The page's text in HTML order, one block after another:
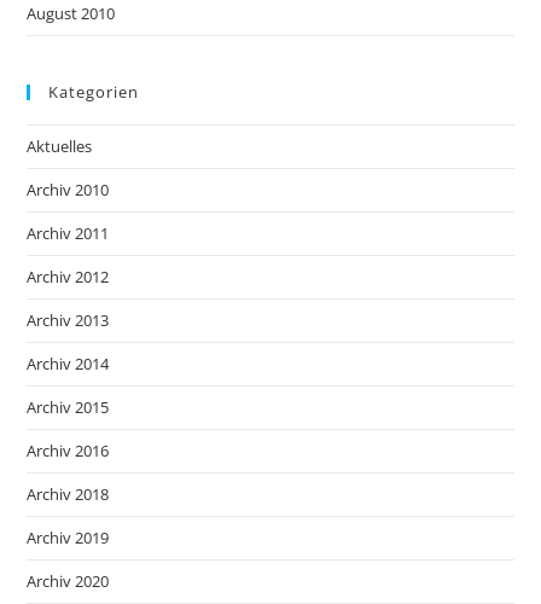
August 2010
Kategorien
Aktuelles
Archiv 2010
Archiv 2011
Archiv 2012
Archiv 2013
Archiv 2014
Archiv 2015
Archiv 2016
Archiv 2018
Archiv 2019
Archiv 2020